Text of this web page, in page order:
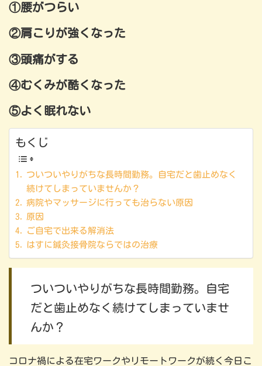
①腰がつらい
②肩こりが強くなった
③頭痛がする
④むくみが酷くなった
⑤よく眠れない
もくじ
ついついやりがちな長時間勤務。自宅だと歯止めなく
続けてしまっていませんか？
病院やマッサージに行っても治らない原因
原因
ご自宅で出来る解消法
はすに鍼灸接骨院ならではの治療
ついついやりがちな長時間勤務。自宅
だと歯止めなく続けてしまっていませ
んか？
コロナ禍による在宅ワークやリモートワークが続く今日こ